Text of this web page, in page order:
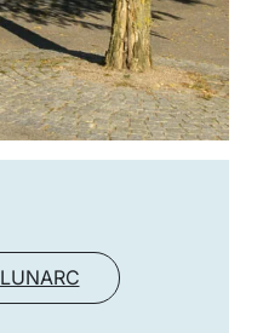
LUNARC